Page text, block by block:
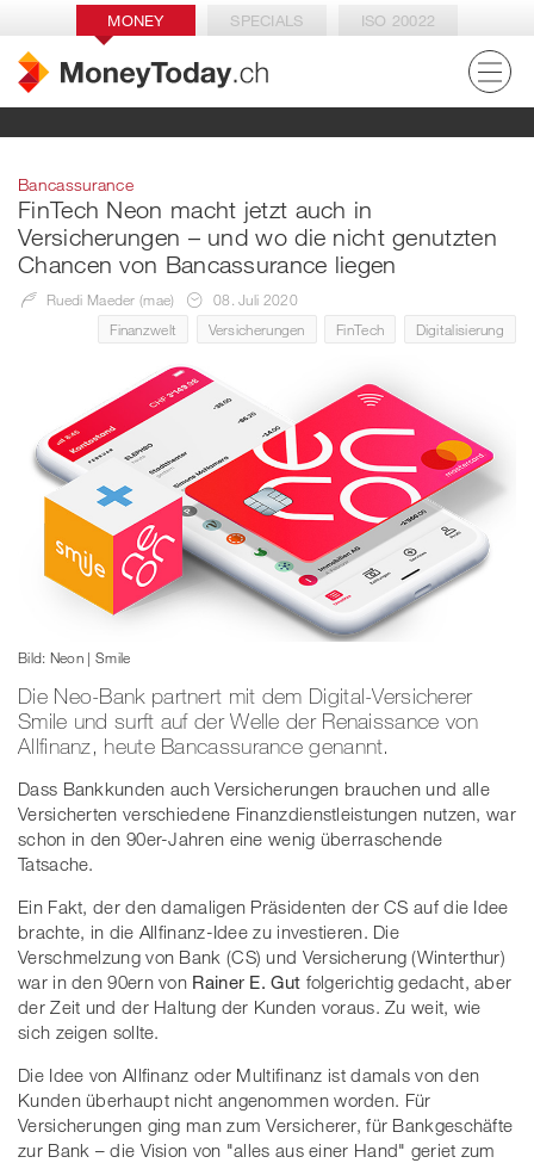
MONEY SPECIALS ISO 20022
Bancassurance
FinTech Neon macht jetzt auch in
Versicherungen – und wo die nicht genutzten
Chancen von Bancassurance liegen
Ruedi Maeder (mae)
08. Juli 2020
Finanzwelt
Versicherungen FinTech Digitalisierung
Bild: Neon | Smile
Die Neo-Bank partnert mit dem Digital-Versicherer
Smile und surft auf der Welle der Renaissance von
Allfinanz, heute Bancassurance genannt.
Dass Bankkunden auch Versicherungen brauchen und alle
Versicherten verschiedene Finanzdienstleistungen nutzen, war
schon in den 90er-Jahren eine wenig überraschende
Tatsache.
Ein Fakt, der den damaligen Präsidenten der CS auf die Idee
brachte, in die Allfinanz-Idee zu investieren. Die
Verschmelzung von Bank (CS) und Versicherung (Winterthur)
war in den 90ern von Rainer E. Gut folgerichtig gedacht, aber
der Zeit und der Haltung der Kunden voraus. Zu weit, wie
sich zeigen sollte.
Die Idee von Allfinanz oder Multifinanz ist damals von den
Kunden überhaupt nicht angenommen worden. Für
Versicherungen ging man zum Versicherer, für Bankgeschäfte
zur Bank – die Vision von "alles aus einer Hand" geriet zum